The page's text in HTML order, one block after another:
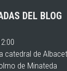
DEL BLOG
catedral de
de Minateda